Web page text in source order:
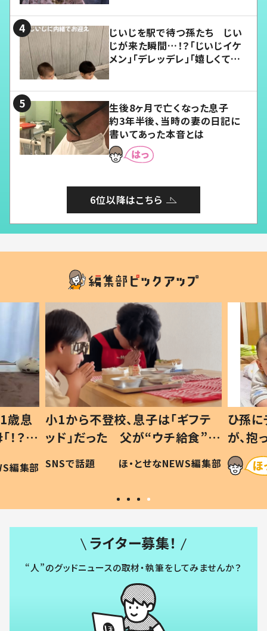
じいじを駅で待つ孫たち じい
じが来た瞬間…！？「じいじイケ
メン」「デレッデレ」「嬉しくて可
生後8ヶ月で亡くなった息子
約3年半後、当時の妻の日記に
書いてあった本音とは
6位以降はこちら
歳息
？」
編集部
小1から不登校、息子は「ギフテ
ッド」だった 父が“ウチ給食”を
作り続ける理由とは #令和の親
#令和の子
SNSで話題 ほ・とせなNEWS編集部
ひ孫
が、
「涙が
い」
ライター募集！
“人”のグッドニュースの取材・執筆をしてみませんか？